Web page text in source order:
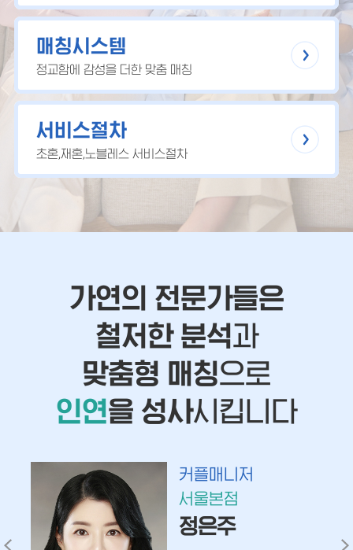
매칭시스템
정교함에 감성을 더한 맞춤 매칭
서비스절차
초혼,재혼,노블레스 서비스절차
가연의 전문가들은
철저한 분석과
맞춤형 매칭으로
인연을 성사시킵니다
커플매니저
서울본점
박정은